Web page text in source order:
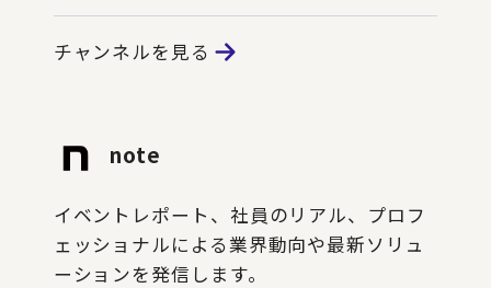
チャンネルを見る
note
イベントレポート、社員のリアル、プロフ
ェッショナルによる業界動向や最新ソリュ
ーションを発信します。